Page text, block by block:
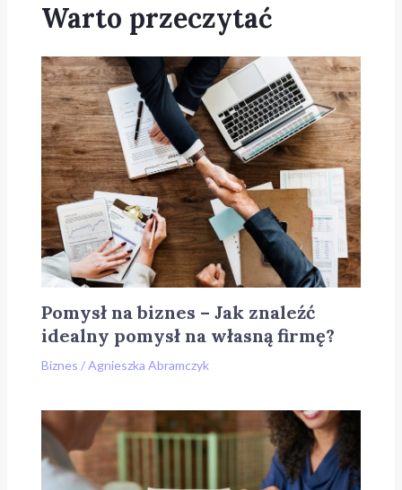
Warto przeczytać
Pomysł na biznes – Jak znaleźć
idealny pomysł na własną firmę?
Biznes /Agnieszka Abramczyk